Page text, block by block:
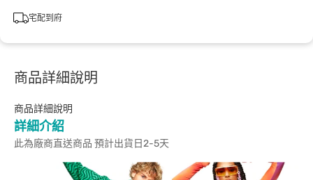
宅配到府
商品詳細說明
商品詳細說明
詳細介紹
此為廠商直送商品 預計出貨日2-5天